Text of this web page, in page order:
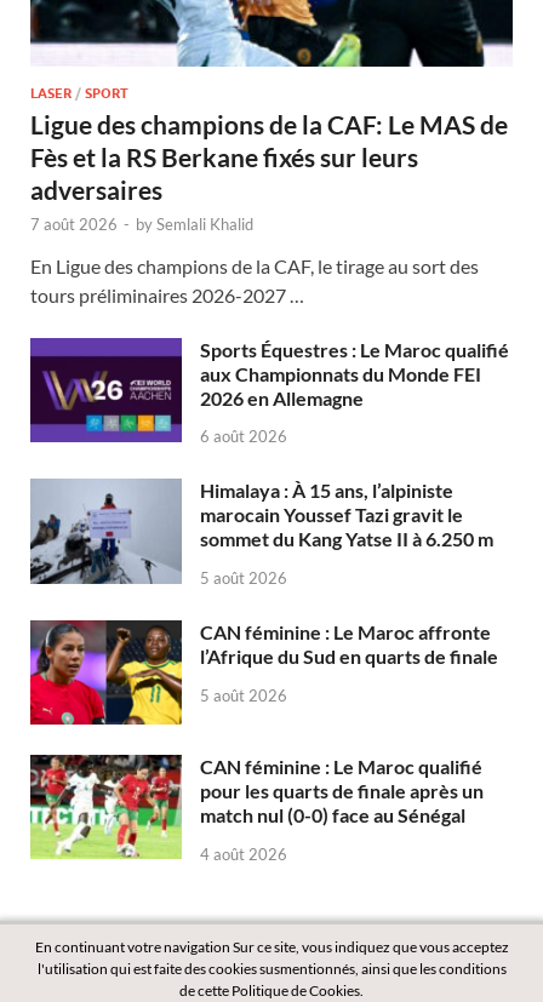
LASER / SPORT
Ligue des champions de la CAF: Le MAS de
Fès et la RS Berkane fixés sur leurs
adversaires
7 août 2026 - bySemlali Khalid
En Ligue des champions de la CAF, le tirage au sort des
tours préliminaires 2026-2027 …
Sports Équestres : Le Maroc qualifié
aux Championnats du Monde FEI
2026 en Allemagne
6 août 2026
Himalaya : À 15 ans, l’alpiniste
marocain Youssef Tazi gravit le
sommet du Kang Yatse II à 6.250 m
5 août 2026
CAN féminine : Le Maroc affronte
l’Afrique du Sud en quarts de finale
5 août 2026
CAN féminine : Le Maroc qualifié
pour les quarts de finale après un
match nul (0-0) face au Sénégal
4 août 2026
En continuant votre navigation Sur ce site, vous indiquez que vous acceptez
l'utilisation qui est faite des cookies susmentionnés, ainsi que les conditions
de cette Politique de Cookies.